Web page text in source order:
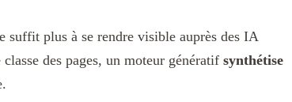
suffit plus à se rendre visible auprès des IA
des pages, un moteur génératif synthétise